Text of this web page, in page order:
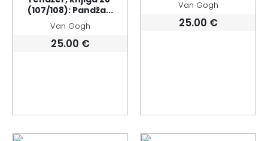
(107/108): Pandža...
Van Gogh
25.00 €
Van Gogh
25.00 €